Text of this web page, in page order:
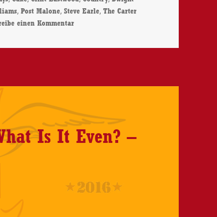
,Post Malone,Steve Earle,The Carter
einen Kommentarzu Dwight Yoakam – Brighter Days – CD-
Is It Even? –